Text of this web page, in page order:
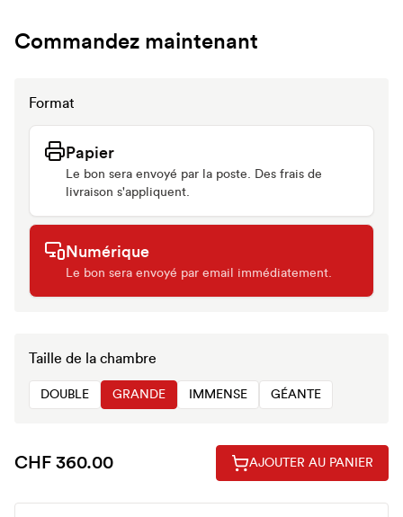
Commandez maintenant
Format
Papier
Le bon sera envoyé par la poste. Des frais de
livraison s'appliquent.
Numérique
Le bon sera envoyé par email immédiatement.
Taille de la chambre
DOUBLE GRANDE IMMENSE GÉANTE
CHF 360.00 AJOUTER AU PANIER